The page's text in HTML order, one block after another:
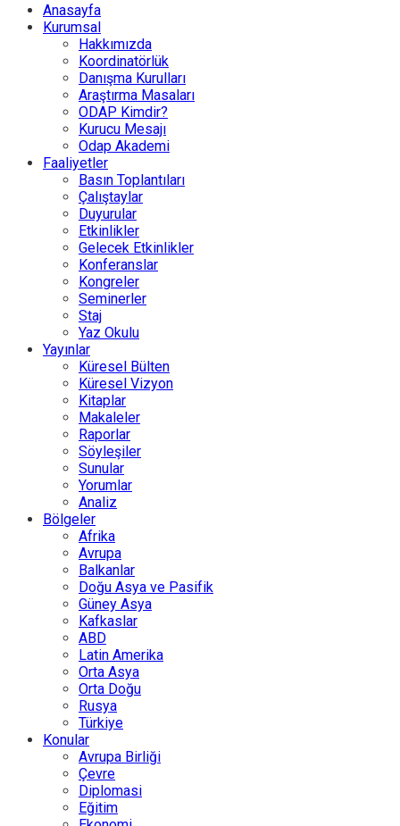
Anasayfa
Kurumsal
Hakkımızda
Koordinatörlük
Danışma Kurulları
Araştırma Masaları
ODAP Kimdir?
Kurucu Mesajı
Odap Akademi
Faaliyetler
Basın Toplantıları
Çalıştaylar
Duyurular
Etkinlikler
Gelecek Etkinlikler
Konferanslar
Kongreler
Seminerler
Staj
Yaz Okulu
Yayınlar
Küresel Bülten
Küresel Vizyon
Kitaplar
Makaleler
Raporlar
Söyleşiler
Sunular
Yorumlar
Analiz
Bölgeler
Afrika
Avrupa
Balkanlar
Doğu Asya ve Pasifik
Güney Asya
Kafkaslar
ABD
Latin Amerika
Orta Asya
Orta Doğu
Rusya
Türkiye
Konular
Avrupa Birliği
Çevre
Diplomasi
Eğitim